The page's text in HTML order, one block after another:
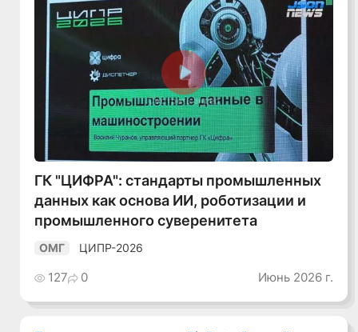
Смотреть видео
ГК "ЦИФРА": стандарты промышленных
данных как основа ИИ, роботизации и
промышленного суверенитета
ОМГ ЦИПР-2026
127 0 Июнь 2026 г.